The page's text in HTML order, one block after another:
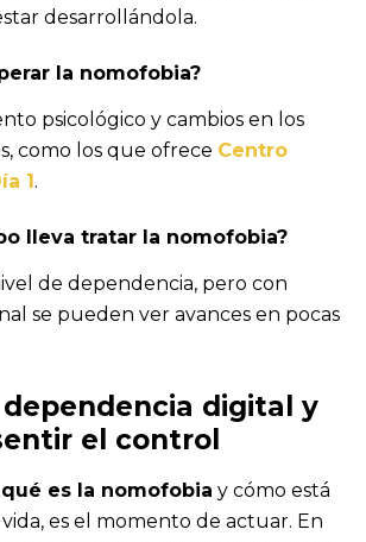
desarrollándola.
la nomofobia?
psicológico y cambios en los
como los que ofrece Centro
1 .
lleva tratar la nomofobia?
de dependencia, pero con
se pueden ver avances en pocas
dependencia digital y
el control
qué es la nomofobia y cómo está
es el momento de actuar. En